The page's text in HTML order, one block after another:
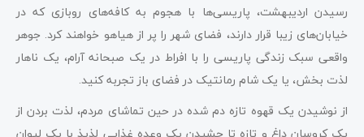
رسیدن اردیبهشت، پاریسی‌ها با هجوم به کافه‌های روبازی که در
خیابان‌های زیبا قرار دارند، فضای شهر را پر از هیاهو خواهند کرد. جوهر
واقعی سبک زندگی پاریسی را با افراط در یک صبحانه آرام، یک ناهار
لذت بخش، یا یک شام رمانتیک در فضای باز تجربه کنید.
از نوشیدن یک قهوه تازه دم شده در حین تماشای مردم، لذت بردن از